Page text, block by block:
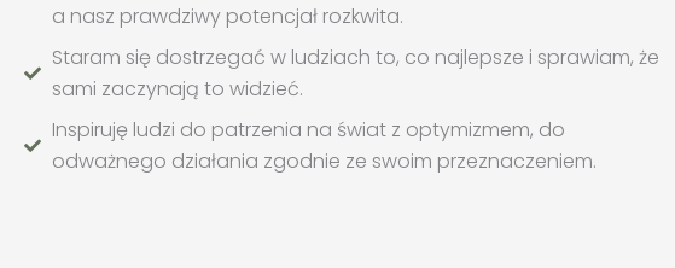
a nasz prawdziwy potencjał rozkwita.
Staram się dostrzegać w ludziach to, co najlepsze i sprawiam, że
sami zaczynają to widzieć.
Inspiruję ludzi do patrzenia na świat z optymizmem, do
odważnego działania zgodnie ze swoim przeznaczeniem.